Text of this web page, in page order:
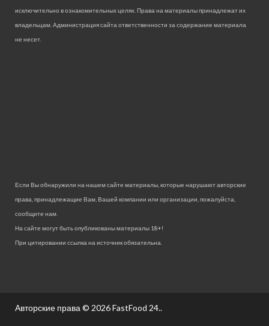
исключительно в ознакомительных целях. Права на материалы принадлежат их
владельцам. Администрация сайта ответственности за содержание материала
не несет.
Если Вы обнаружили на нашем сайте материалы, которые нарушают авторские
права, принадлежащие Вам, Вашей компании или организации, пожалуйста,
сообщите нам.
На сайте могут быть опубликованы материалы 18+!
При цитировании ссылка на источник обязательна.
Авторские права © 2026FastFood 24..